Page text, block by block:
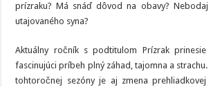
prízraku? Má snáď dôvod na obavy?
utajovaného syna?
Aktuálny ročník s podtitulom Prízrak prinesie
fascinujúci príbeh plný záhad, tajomna a
tohtoročnej sezóny je aj zmena